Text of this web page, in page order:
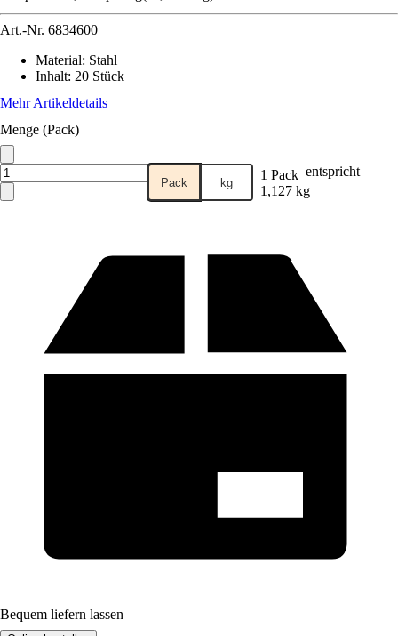
Art.-Nr. 6834600
Material: Stahl
Inhalt: 20 Stück
Mehr Artikeldetails
Menge (Pack)
Pack kg 1 Pack entspricht
1,127 kg
Bequem liefern lassen